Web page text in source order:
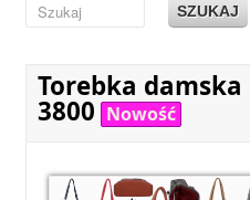
SZUKAJ
Torebka damska
3800 Nowość